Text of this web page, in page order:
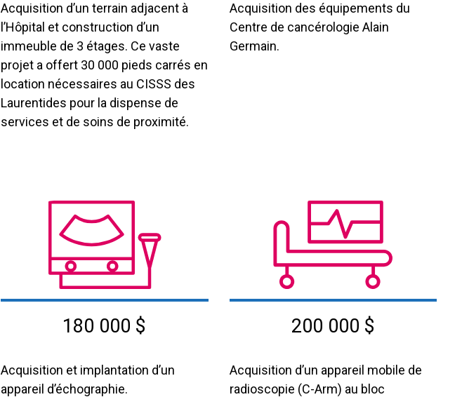
Acquisition d’un terrain adjacent à
l’Hôpital et construction d’un
immeuble de 3 étages. Ce vaste
projet a offert 30 000 pieds carrés en
location nécessaires au CISSS des
Laurentides pour la dispense de
services et de soins de proximité.
Acquisition des équipements du
Centre de cancérologie Alain
Germain.
180 000 $
Acquisition et implantation d’un
appareil d’échographie.
200 000 $
Acquisition d’un appareil mobile de
radioscopie (C-Arm) au bloc